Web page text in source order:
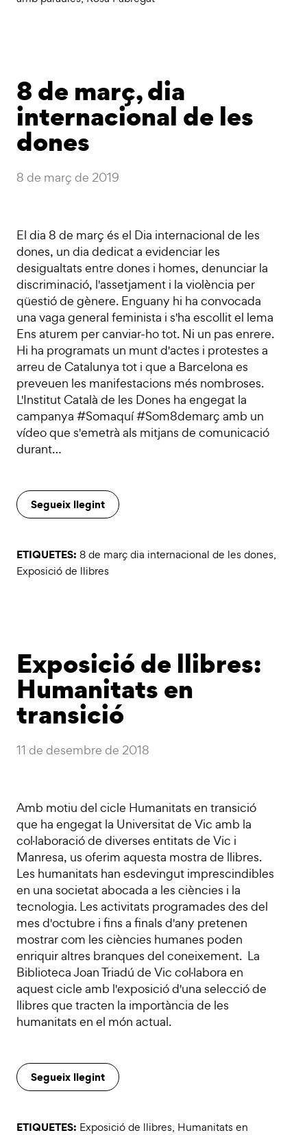
8 de març, dia
internacional de les
dones
8 de març de 2019
El dia 8 de març és el Dia internacional de les
dones, un dia dedicat a evidenciar les
desigualtats entre dones i homes, denunciar la
discriminació, l'assetjament i la violència per
qüestió de gènere. Enguany hi ha convocada
una vaga general feminista i s'ha escollit el lema
Ens aturem per canviar-ho tot. Ni un pas enrere.
Hi ha programats un munt d'actes i protestes a
arreu de Catalunya tot i que a Barcelona es
preveuen les manifestacions més nombroses.
L'Institut Català de les Dones ha engegat la
campanya #Somaquí #Som8demarç amb un
vídeo que s'emetrà als mitjans de comunicació
durant…
Segueix llegint
ETIQUETES: 8 de març dia internacional de les dones,
Exposició de llibres
Exposició de llibres:
Humanitats en
transició
11 de desembre de 2018
Amb motiu del cicle Humanitats en transició
que ha engegat la Universitat de Vic amb la
col·laboració de diverses entitats de Vic i
Manresa, us oferim aquesta mostra de llibres.
Les humanitats han esdevingut imprescindibles
en una societat abocada a les ciències i la
tecnologia. Les activitats programades des del
mes d'octubre i fins a finals d'any pretenen
mostrar com les ciències humanes poden
enriquir altres branques del coneixement. La
Biblioteca Joan Triadú de Vic col·labora en
aquest cicle amb l'exposició d'una selecció de
llibres que tracten la importància de les
humanitats en el món actual.
Segueix llegint
ETIQUETES: Exposició de llibres, Humanitats en